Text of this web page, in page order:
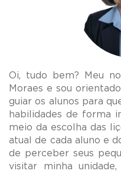
Oi, tudo bem? Meu
Moraes e sou
guiar os alunos para
habilidades de forma
meio da escolha das
atual de cada aluno e
de perceber seus
visitar minha